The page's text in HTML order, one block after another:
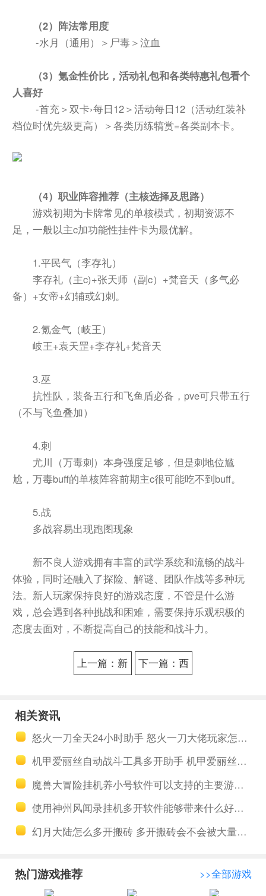
（2）阵法常用度
-水月（通用）＞尸毒＞泣血
（3）氪金性价比，活动礼包和各类特惠礼包看个
人喜好
-首充＞双卡›每日12＞活动每日12（活动红装补
档位时优先级更高）＞各类历练犒赏=各类副本卡。
（4）职业阵容推荐（主核选择及思路）
游戏初期为卡牌常见的单核模式，初期资源不
足，一般以主c加功能性挂件卡为最优解。
1.平民气（李存礼）
李存礼（主c)+张天师（副c）+梵音天（多气必
备）+女帝+幻辅或幻刺。
2.氪金气（岐王）
岐王+袁天罡+李存礼+梵音天
3.巫
抗性队，装备五行和飞鱼盾必备，pve可只带五行
（不与飞鱼叠加）
4.刺
尤川（万毒刺）本身强度足够，但是刺地位尴
尬，万毒buff的单核阵容前期主c很可能吃不到buff。
5.战
多战容易出现跑图现象
新不良人游戏拥有丰富的武学系统和流畅的战斗
体验，同时还融入了探险、解谜、团队作战等多种玩
法。新人玩家保持良好的游戏态度，不管是什么游
戏，总会遇到各种挑战和困难，需要保持乐观积极的
态度去面对，不断提高自己的技能和战斗力。
上一篇：新
下一篇：西
搬砖教程
相关资讯
怒火一刀全天24小时助手 怒火一刀大佬玩家怎么玩
机甲爱丽丝自动战斗工具多开助手 机甲爱丽丝属性克制关系是什么
魔兽大冒险挂机养小号软件可以支持的主要游戏有哪几种
使用神州风闻录挂机多开软件能够带来什么好处 游戏有必要挂机吗
幻月大陆怎么多开搬砖 多开搬砖会不会被大量封掉账号
热门游戏推荐 >>全部游戏